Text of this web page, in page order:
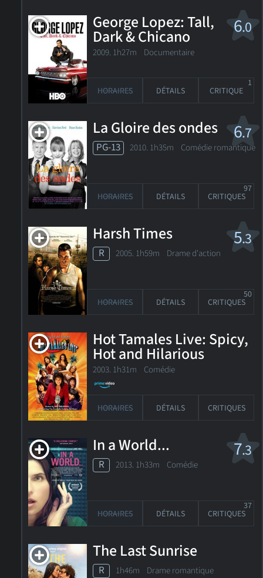
6.0
George Lopez: Tall,
Dark & Chicano
2009. 1h27m Documentaire
HORAIRES DÉTAILS CRITIQUE
1
6.7
La Gloire des ondes
PG-13 2010. 1h35m Comédie romantique
HORAIRES DÉTAILS CRITIQUES
97
5.3
Harsh Times
R 2005. 1h59m Drame d'action
HORAIRES DÉTAILS CRITIQUES
50
Hot Tamales Live: Spicy,
Hot and Hilarious
2003. 1h31m Comédie
HORAIRES DÉTAILS CRITIQUES
7.3
In a World...
R 2013. 1h33m Comédie
HORAIRES DÉTAILS CRITIQUES
37
The Last Sunrise
R 1h46m Drame romantique